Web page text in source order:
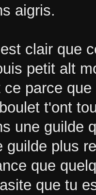
aigris.
clair que
petit alt
ce parce
t'ont
une guilde
guilde plus
que
que tu